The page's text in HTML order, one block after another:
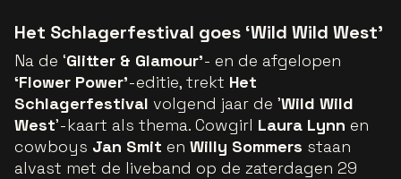
Het Schlagerfestival goes ‘Wild Wild West’
Na de ‘Glitter & Glamour’- en de afgelopen
‘Flower Power’-editie, trekt Het
Schlagerfestival volgend jaar de 'Wild Wild
West'-kaart als thema. Cowgirl Laura Lynn en
cowboys Jan Smit en Willy Sommers staan
alvast met de liveband op de zaterdagen 29